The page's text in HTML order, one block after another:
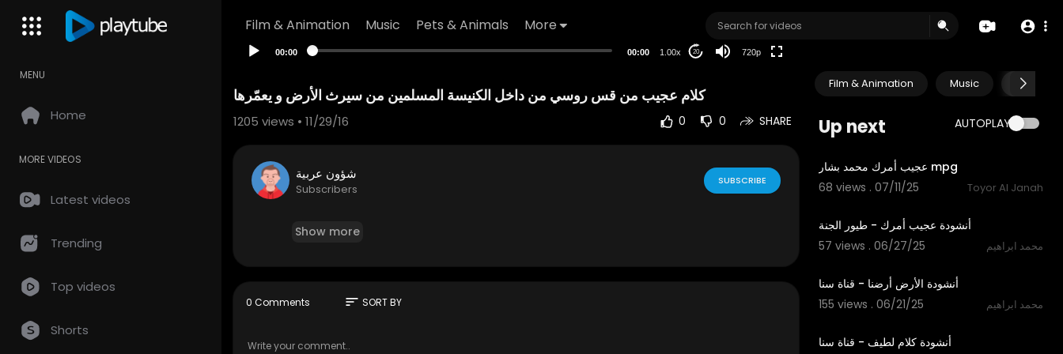
Film & Animation Music Pets & Animals More
MENU
Home
MORE VIDEOS
Latest videos
Trending
Top videos
Shorts
00:00 00:00 1.00x 20 720p
Film & Animation Music Pets &
Up next AUTOPLAY
عجيب أمرك محمد بشار mpg
68 views . 07/11/25
Toyor Al Janah
أنشودة عجيب أمرك - طيور الجنة
57 views . 06/27/25
محمد ابراهيم
أنشودة الأرض أرضنا - قناة سنا
155 views . 06/21/25
محمد ابراهيم
أنشودة كلام لطيف - قناة سنا
كلام عجيب من قس روسي من داخل الكنيسة المسلمين من سيرث الأرض و يعمّرها
1205 views • 11/29/16 0 0 SHARE
شؤون عربية
Subscribers
SUBSCRIBE
Show more
0 Comments sort SORT BY